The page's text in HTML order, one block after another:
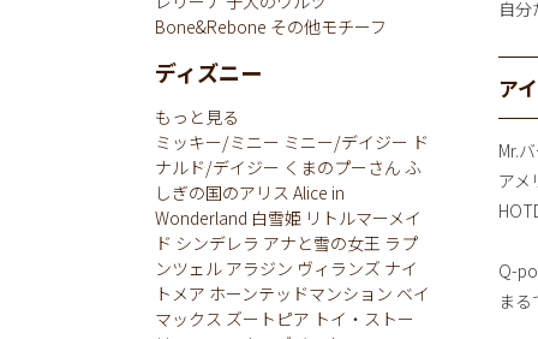
自
ア
Mr.
アメ
Q-
ま
Bone&Rebone その他モチーフ
ディズニー
もっと見る
ミッキー/ミニー ミニー/デイジー ド
ナルド/デイジー くまのプーさん ふ
しぎの国のアリス Alice in
Wonderland 白雪姫 リトルマーメイ
ド シンデレラ アナと雪の女王 ラプ
ンツェル アラジン ヴィランズ ナイ
トメア ホーンテッドマンション ベイ
マックス ズートピア トイ・ストー